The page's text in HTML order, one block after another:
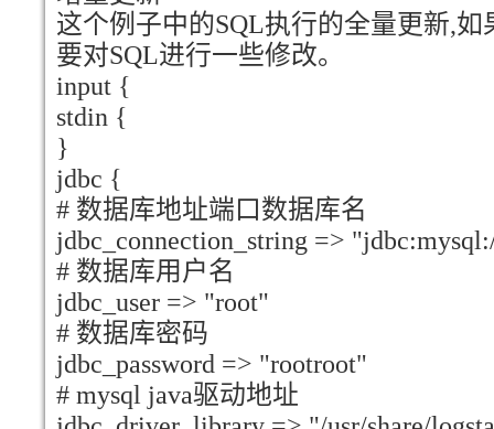
这个例子中的SQL执行的全量更新,
要对SQL进行一些修改。
input {
stdin {
}
jdbc {
# 数据库地址端口数据库名
jdbc_connection_string =>
# 数据库用户名
jdbc_user => "root"
# 数据库密码
jdbc_password => "rootroot"
# mysql java驱动地址